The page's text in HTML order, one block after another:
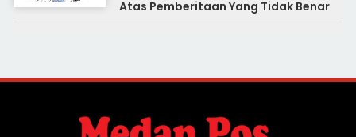
Atas Pemberitaan Yang Tidak Benar